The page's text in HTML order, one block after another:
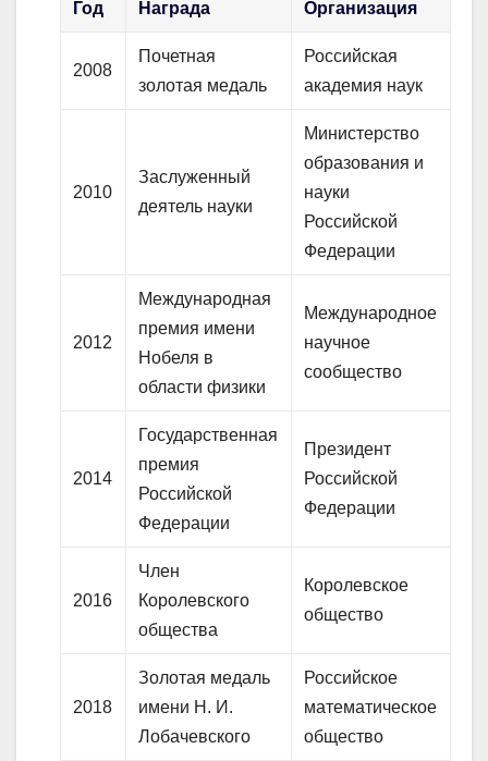
Год Награда Организация
2008
Почетная
золотая медаль
Российская
академия наук
2010
Заслуженный
деятель науки
Министерство
образования и
науки
Российской
Федерации
2012
Международная
премия имени
Нобеля в
области физики
Международное
научное
сообщество
2014
Государственная
премия
Российской
Федерации
Президент
Российской
Федерации
2016
Член
Королевского
общества
Королевское
общество
2018
Золотая медаль
имени Н. И.
Лобачевского
Российское
математическое
общество